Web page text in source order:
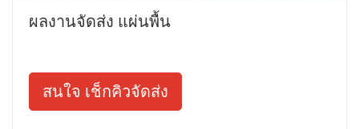
ผลงานจัดส่ง แผ่นพื้น
สนใจ เช็กคิวจัดส่ง